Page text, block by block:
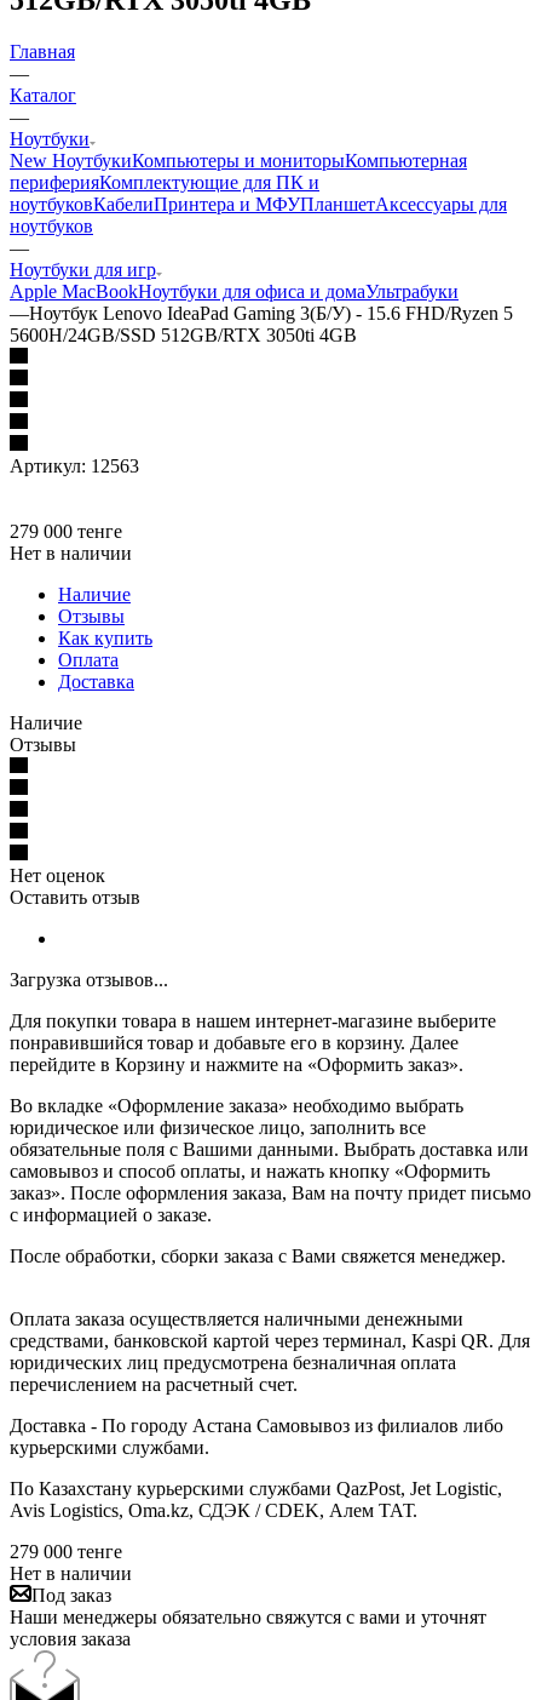
Главная
—
Каталог
—
Ноутбуки
New НоутбукиКомпьютеры и мониторыКомпьютерная
периферияКомплектующие для ПК и
ноутбуковКабелиПринтера и МФУПланшетАксессуары для
ноутбуков
—
Ноутбуки для игр
Apple MacBookНоутбуки для офиса и домаУльтрабуки
—Ноутбук Lenovo IdeaPad Gaming 3(Б/У) - 15.6 FHD/Ryzen 5
5600H/24GB/SSD 512GB/RTX 3050ti 4GB
Артикул: 12563
279 000 тенге
Нет в наличии
Наличие
Отзывы
Как купить
Оплата
Доставка
Наличие
Отзывы
Нет оценок
Оставить отзыв
Загрузка отзывов...
Для покупки товара в нашем интернет-магазине выберите
понравившийся товар и добавьте его в корзину. Далее
перейдите в Корзину и нажмите на «Оформить заказ».
Во вкладке «Оформление заказа» необходимо выбрать
юридическое или физическое лицо, заполнить все
обязательные поля с Вашими данными. Выбрать доставка или
самовывоз и способ оплаты, и нажать кнопку «Оформить
заказ». После оформления заказа, Вам на почту придет письмо
с информацией о заказе.
После обработки, сборки заказа с Вами свяжется менеджер.
Оплата заказа осуществляется наличными денежными
средствами, банковской картой через терминал, Kaspi QR. Для
юридических лиц предусмотрена безналичная оплата
перечислением на расчетный счет.
Доставка - По городу Астана Самовывоз из филиалов либо
курьерскими службами.
По Казахстану курьерскими службами QazPost, Jet Logistic,
Avis Logistics, Oma.kz, СДЭК / CDEK, Алем ТАТ.
279 000 тенге
Нет в наличии
Под заказ
Наши менеджеры обязательно свяжутся с вами и уточнят
условия заказа